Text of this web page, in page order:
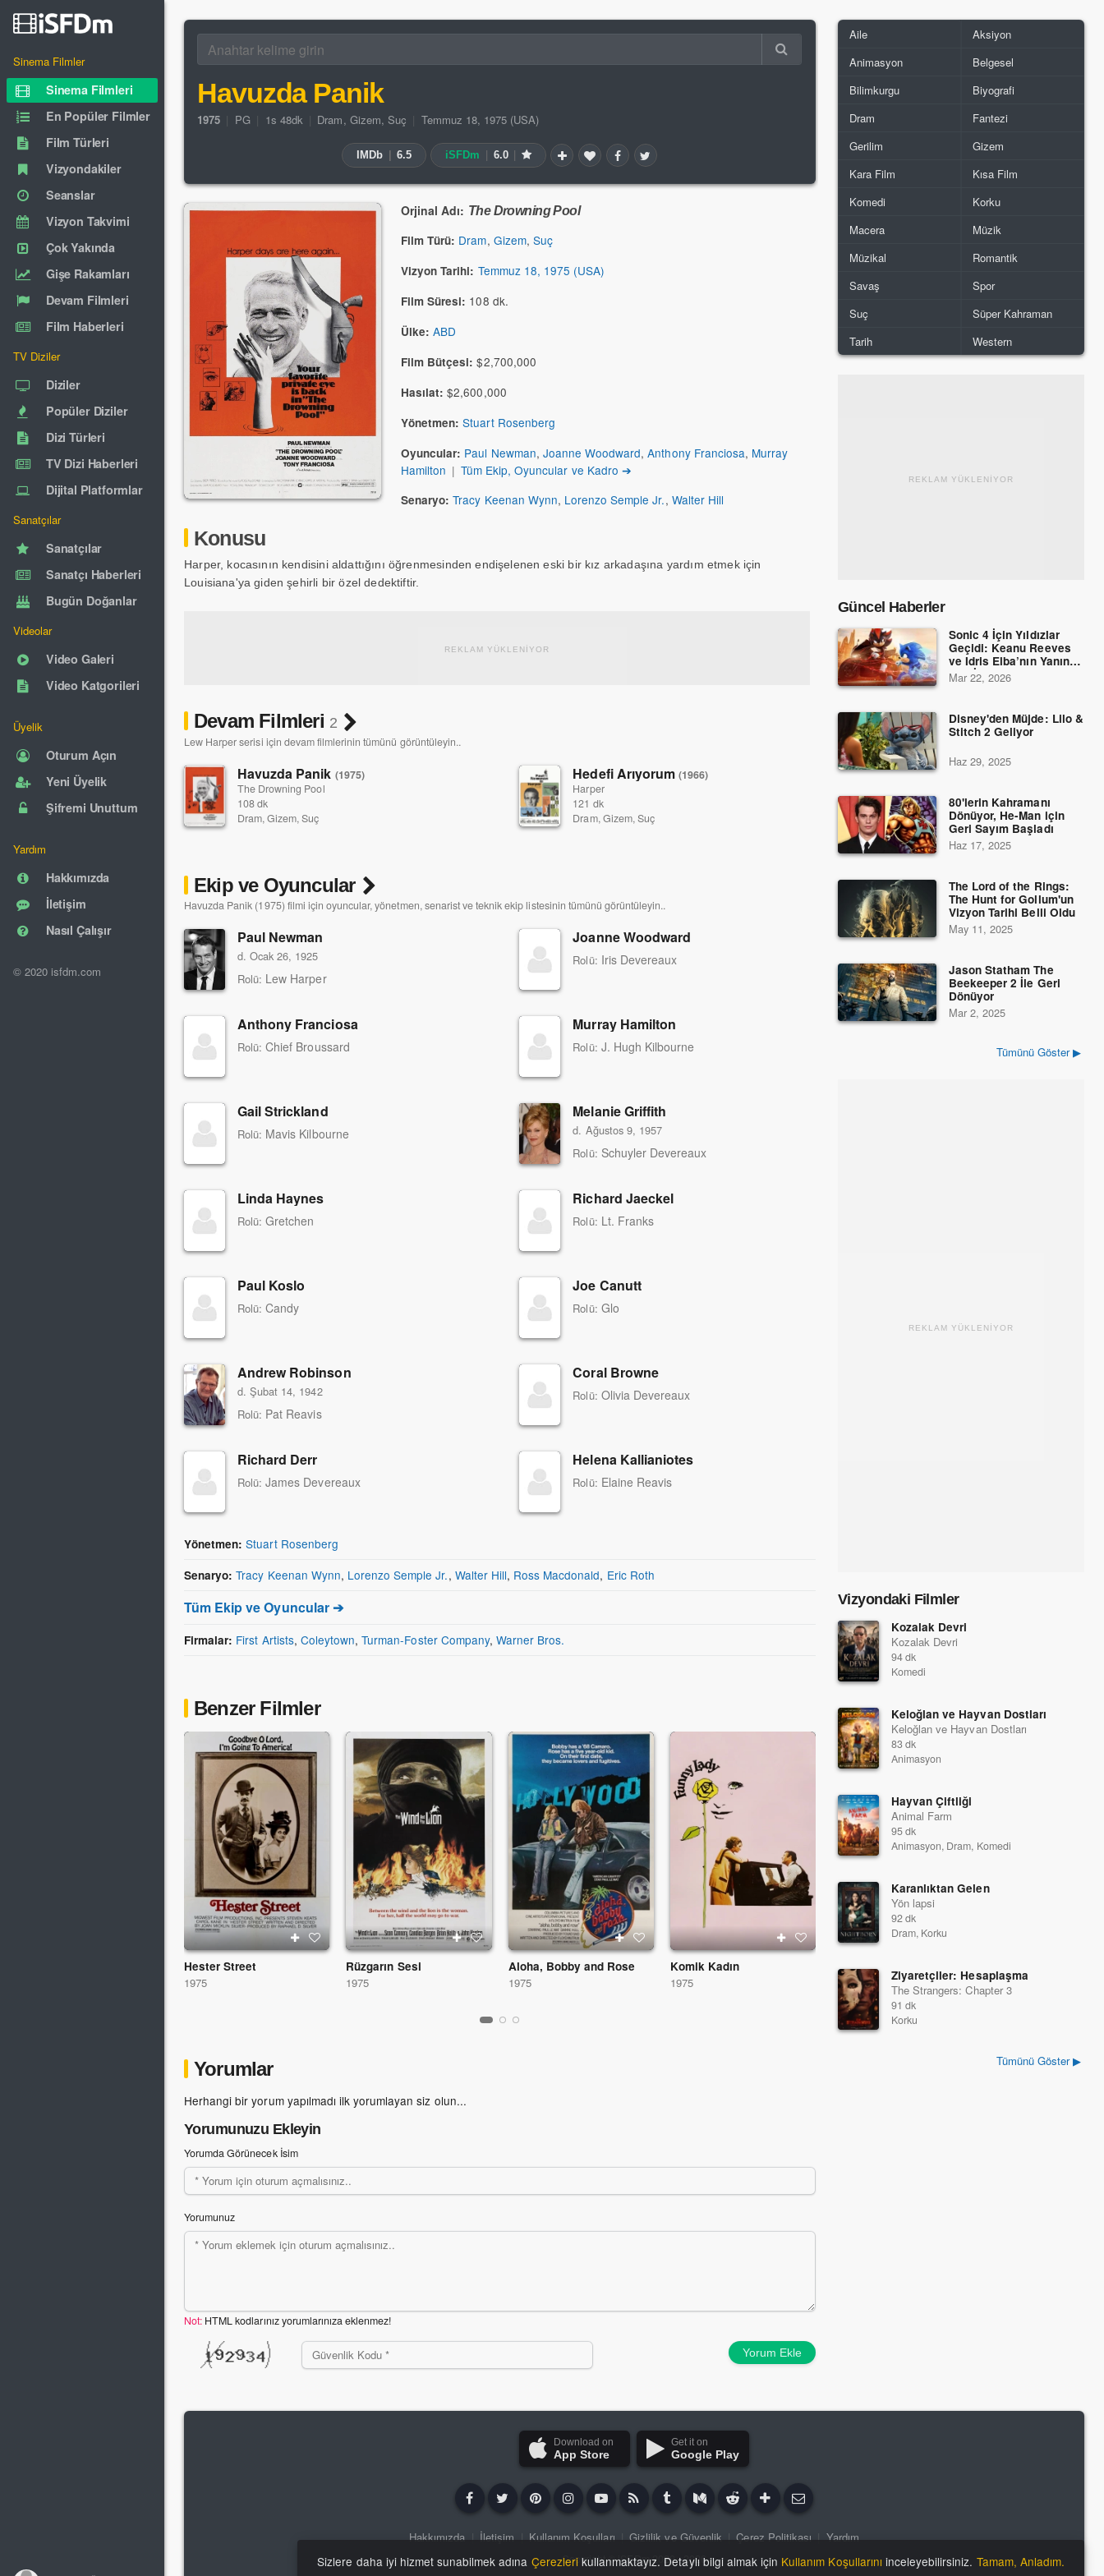
Sinema Filmler
Sinema Filmleri
En Popüler Filmler
Film Türleri
Vizyondakiler
Seanslar
Vizyon Takvimi
Çok Yakında
Gişe Rakamları
Devam Filmleri
Film Haberleri
TV Diziler
Diziler
Popüler Diziler
Dizi Türleri
TV Dizi Haberleri
Dijital Platformlar
Sanatçılar
Sanatçılar
Sanatçı Haberleri
Bugün Doğanlar
Videolar
Video Galeri
Video Katgorileri
Üyelik
Oturum Açın
Yeni Üyelik
Şifremi Unuttum
Yardım
Hakkımızda
İletişim
Nasıl Çalışır
© 2020 isfdm.com
Havuzda Panik
1975 PG 1s 48dk Dram, Gizem, Suç Temmuz 18, 1975 (USA)
IMDb 6.5 iSFDm 6.0
Orjinal Adı: The Drowning Pool
Film Türü: Dram, Gizem, Suç
Vizyon Tarihi: Temmuz 18, 1975 (USA)
Film Süresi: 108 dk.
Ülke: ABD
Film Bütçesi: $2,700,000
Hasılat: $2,600,000
Yönetmen: Stuart Rosenberg
Oyuncular: Paul Newman, Joanne Woodward,Anthony Franciosa, Murray
Hamilton | Tüm Ekip, Oyuncular ve Kadro ➔
Senaryo: Tracy Keenan Wynn, Lorenzo Semple Jr., Walter Hill
Konusu
Harper, kocasının kendisini aldattığını öğrenmesinden endişelenen eski bir kız arkadaşına yardım etmek için
Louisiana'ya giden şehirli bir özel dedektiftir.
REKLAM YÜKLENİYOR
Devam Filmleri 2
Lew Harper serisi için devam filmlerinin tümünü görüntüleyin..
Havuzda Panik (1975)
The Drowning Pool
108 dk
Dram, Gizem, Suç
Hedefi Arıyorum(1966)
Harper
121 dk
Dram, Gizem, Suç
Ekip ve Oyuncular
Havuzda Panik (1975) filmi için oyuncular, yönetmen, senarist ve teknik ekip listesinin tümünü görüntüleyin..
Paul Newman
d. Ocak 26, 1925
Rolü: Lew Harper
Joanne Woodward
Rolü: Iris Devereaux
Anthony Franciosa
Rolü: Chief Broussard
Murray Hamilton
Rolü: J. Hugh Kilbourne
Gail Strickland
Rolü: Mavis Kilbourne
Melanie Griffith
d. Ağustos 9, 1957
Rolü: Schuyler Devereaux
Linda Haynes
Rolü: Gretchen
Richard Jaeckel
Rolü: Lt. Franks
Paul Koslo
Rolü: Candy
Joe Canutt
Rolü: Glo
Andrew Robinson
d. Şubat 14, 1942
Rolü: Pat Reavis
Coral Browne
Rolü: Olivia Devereaux
Richard Derr
Rolü: James Devereaux
Helena Kallianiotes
Rolü: Elaine Reavis
Yönetmen: Stuart Rosenberg
Senaryo: Tracy Keenan Wynn, Lorenzo Semple Jr., Walter Hill, Ross Macdonald, Eric Roth
Tüm Ekip ve Oyuncular ➔
Firmalar: First Artists, Coleytown,Turman-Foster Company, Warner Bros.
Benzer Filmler
Hester Street
1975
Rüzgarın Sesi
1975
Aloha, Bobby and Rose
1975
Komik Kadın
1975
Firar
1975
1975
Yorumlar
Herhangi bir yorum yapılmadı ilk yorumlayan siz olun...
Yorumunuzu Ekleyin
Yorumda Görünecek İsim
Yorumunuz
Not: HTML kodlarınız yorumlarınıza eklenmez!
Yorum Ekle
Aile
Aksiyon
Animasyon
Belgesel
Bilimkurgu
Biyografi
Dram
Fantezi
Gerilim
Gizem
Kara Film
Kısa Film
Komedi
Korku
Macera
Müzik
Müzikal
Romantik
Savaş
Spor
Suç
Süper Kahraman
Tarih
Western
REKLAM YÜKLENİYOR
Güncel Haberler
Sonic 4 İçin Yıldızlar
Geçidi: Keanu Reeves
ve Idris Elba’nın Yanına
Dev İsimler Katıldı!
Mar 22, 2026
Disney'den Müjde: Lilo &
Stitch 2 Geliyor
Haz 29, 2025
80'lerin Kahramanı
Dönüyor, He-Man için
Geri Sayım Başladı
Haz 17, 2025
The Lord of the Rings:
The Hunt for Gollum'un
Vizyon Tarihi Belli Oldu
May 11, 2025
Jason Statham The
Beekeeper 2 İle Geri
Dönüyor
Mar 2, 2025
Tümünü Göster ▶
REKLAM YÜKLENİYOR
Vizyondaki Filmler
Kozalak Devri
Kozalak Devri
94 dk
Komedi
Keloğlan ve Hayvan Dostları
Keloğlan ve Hayvan Dostları
83 dk
Animasyon
Hayvan Çiftliği
Animal Farm
95 dk
Animasyon, Dram, Komedi
Karanlıktan Gelen
Yön lapsi
92 dk
Dram, Korku
Ziyaretçiler: Hesaplaşma
The Strangers: Chapter 3
91 dk
Korku
Tümünü Göster ▶
Download on
App Store
Get it on
Google Play
Hakkımızda | İletişim | Kullanım Koşulları | Gizlilik ve Güvenlik | Çerez Politikası | Yardım
Copyright ©iSFDm2020 - 2026
Sizlere daha iyi hizmet sunabilmek adına Çerezlerikullanmaktayız. Detaylı bilgi almak için Kullanım Koşullarını inceleyebilirsiniz. Tamam, Anladım.